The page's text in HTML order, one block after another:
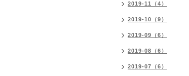
2019-11（4）
2019-10（9）
2019-09（6）
2019-08（6）
2019-07（6）